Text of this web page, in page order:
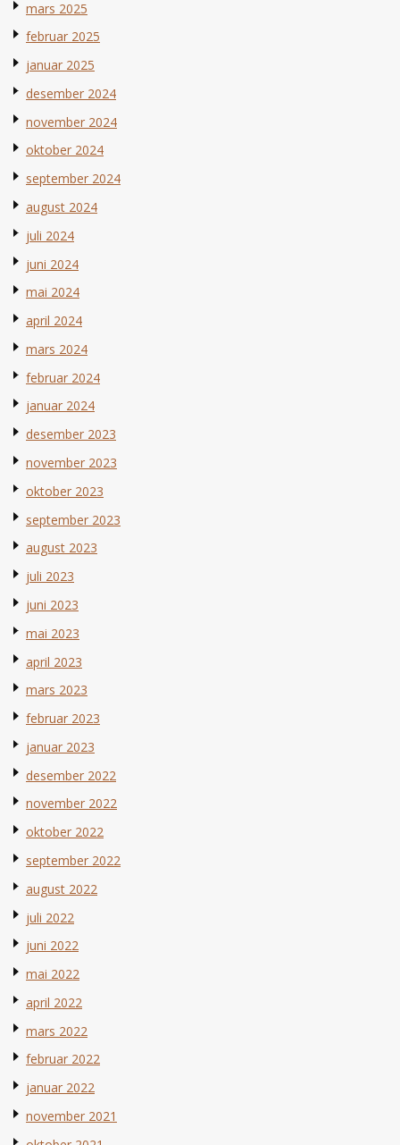
mars 2025
februar 2025
januar 2025
desember 2024
november 2024
oktober 2024
september 2024
august 2024
juli 2024
juni 2024
mai 2024
april 2024
mars 2024
februar 2024
januar 2024
desember 2023
november 2023
oktober 2023
september 2023
august 2023
juli 2023
juni 2023
mai 2023
april 2023
mars 2023
februar 2023
januar 2023
desember 2022
november 2022
oktober 2022
september 2022
august 2022
juli 2022
juni 2022
mai 2022
april 2022
mars 2022
februar 2022
januar 2022
november 2021